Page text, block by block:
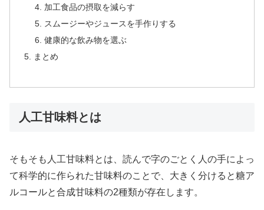
加工食品の摂取を減らす
スムージーやジュースを手作りする
健康的な飲み物を選ぶ
まとめ
人工甘味料とは
そもそも人工甘味料とは、読んで字のごとく人の手によっ
て科学的に作られた甘味料のことで、大きく分けると糖ア
ルコールと合成甘味料の2種類が存在します。